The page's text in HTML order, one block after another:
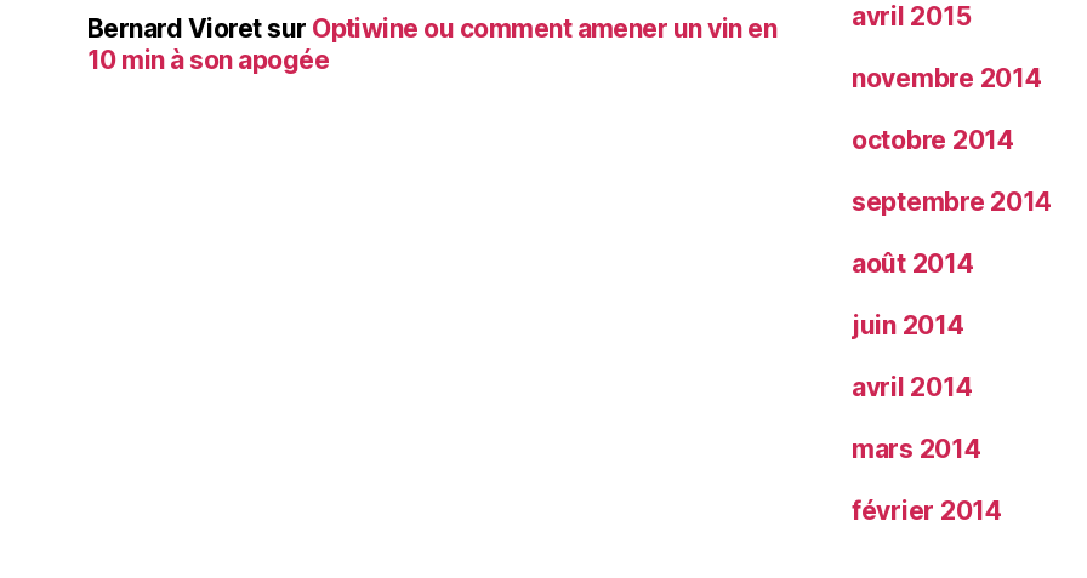
Bernard Vioretsur Optiwine ou comment amener un vin en
10 min à son apogée
avril 2015
novembre 2014
octobre 2014
septembre 2014
août 2014
juin 2014
avril 2014
mars 2014
février 2014